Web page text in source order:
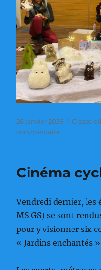
Publié
le
26 janvier 2026 Classe
commentairesur
Cinéma
Vendredi dernier, les
MS GS) se sont
pour y visionner six
« Jardins enchantés